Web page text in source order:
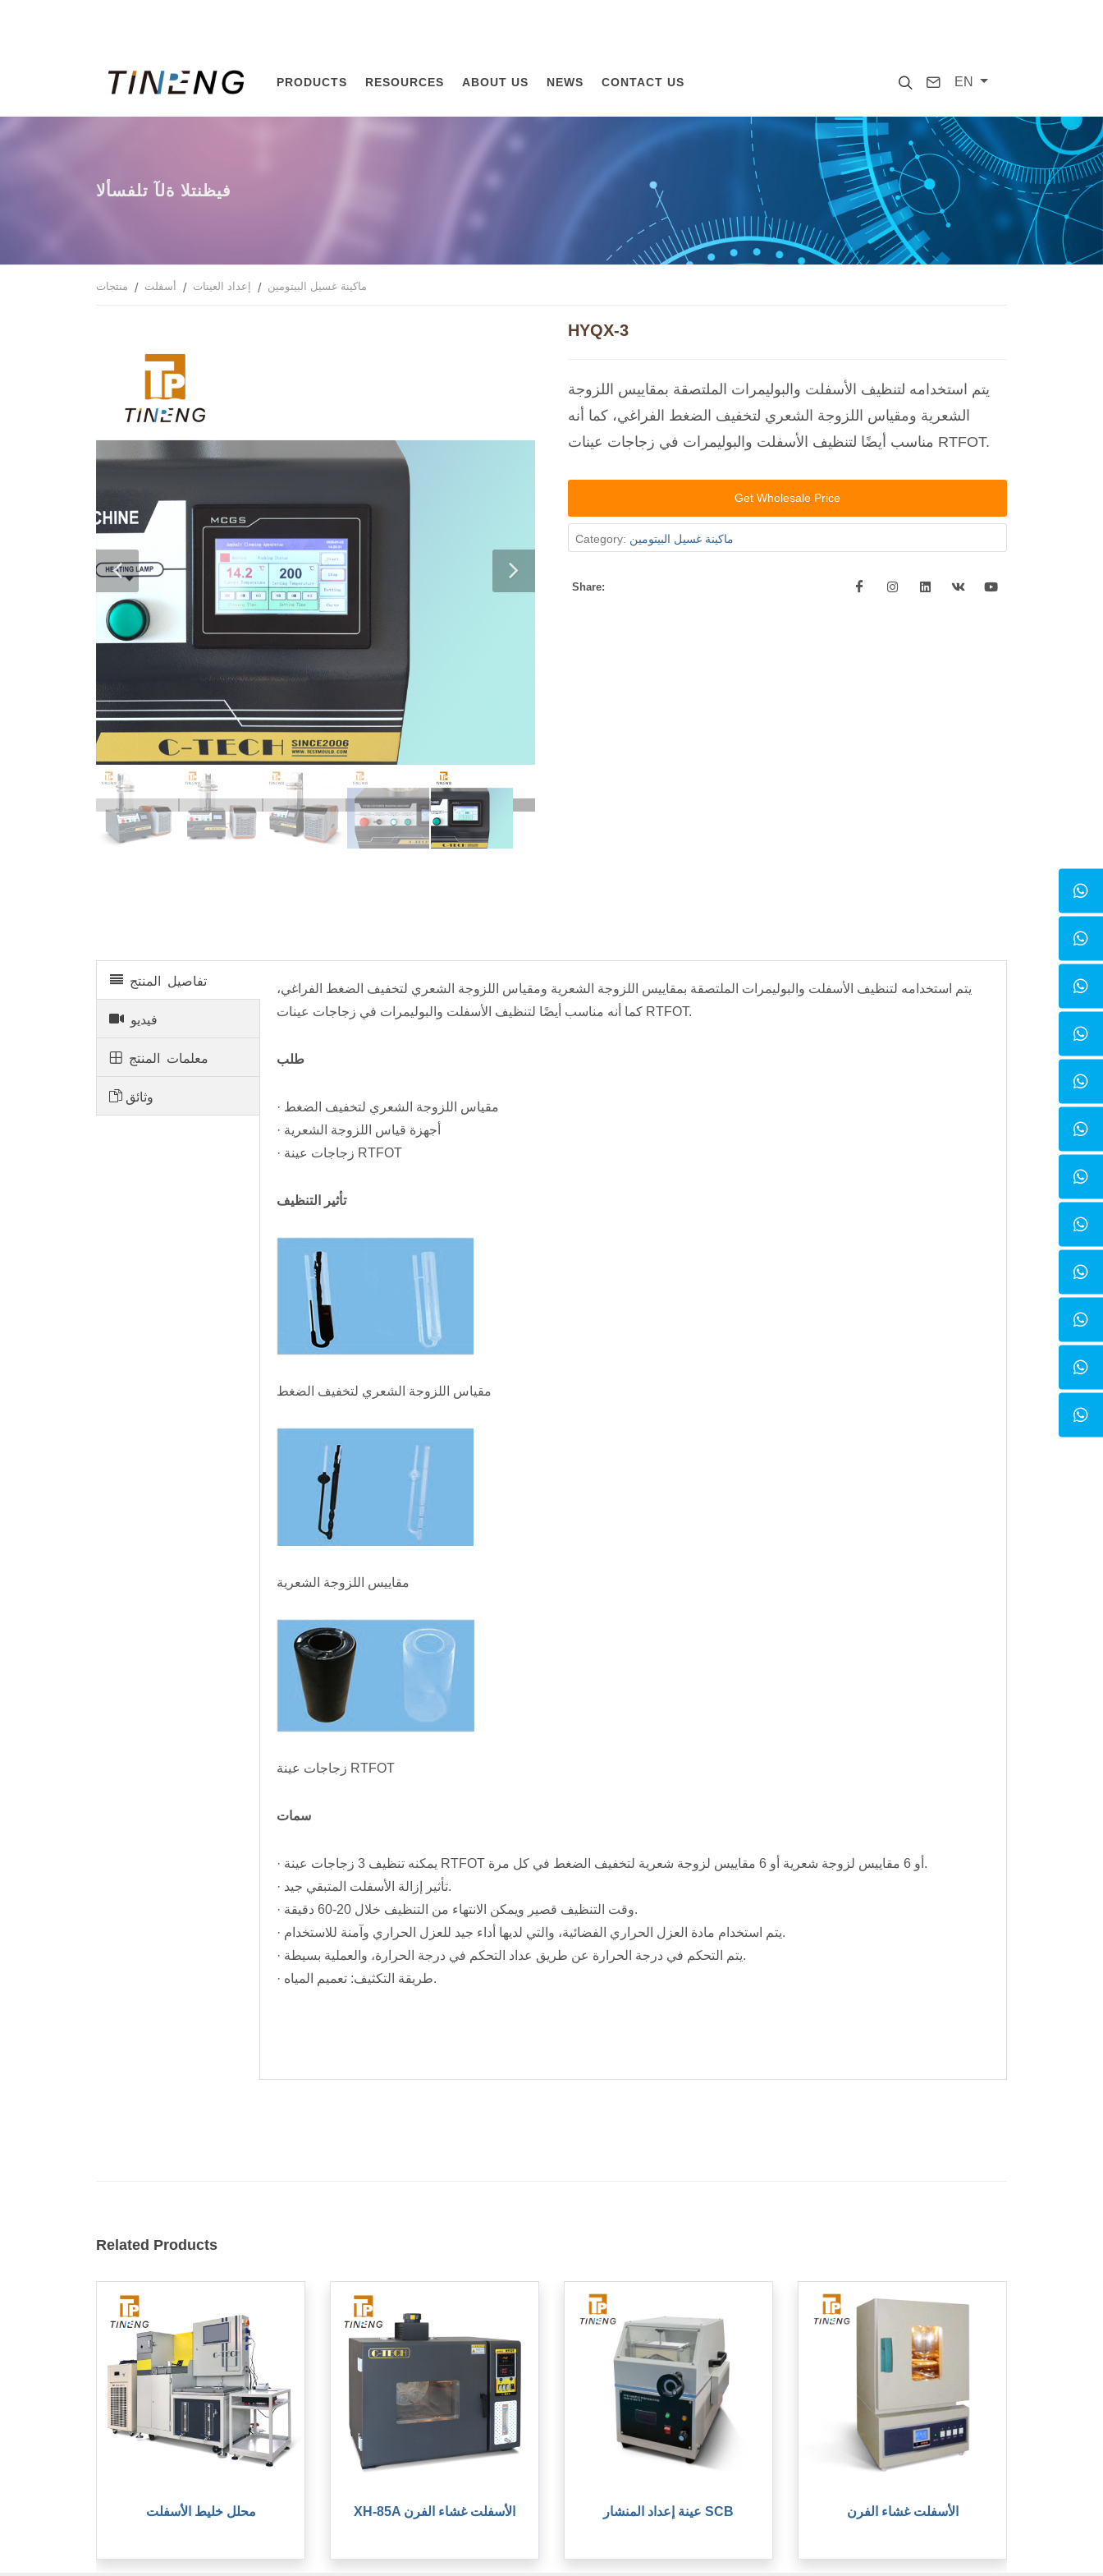
SearchContact
EN
PRODUCTS RESOURCES ABOUT US NEWS CONTACT US
الأسفلت آلة التنظيف
منتجات أسفلت إعداد العينات ماكينة غسيل البيتومين
HYQX-3
يتم استخدامه لتنظيف الأسفلت والبوليمرات الملتصقة بمقاييس اللزوجة
الشعرية ومقياس اللزوجة الشعري لتخفيف الضغط الفراغي، كما أنه
مناسب أيضًا لتنظيف الأسفلت والبوليمرات في زجاجات عينات RTFOT.
Get Wholesale Price
Category: ماكينة غسيل البيتومين
Share:
تفاصيل المنتج
فيديو
معلمات المنتج
وثائق
يتم استخدامه لتنظيف الأسفلت والبوليمرات الملتصقة بمقاييس اللزوجة الشعرية ومقياس اللزوجة الشعري لتخفيف الضغط الفراغي،
كما أنه مناسب أيضًا لتنظيف الأسفلت والبوليمرات في زجاجات عينات RTFOT.
طلب
· مقياس اللزوجة الشعري لتخفيف الضغط
· أجهزة قياس اللزوجة الشعرية
· زجاجات عينة RTFOT
تأثير التنظيف
مقياس اللزوجة الشعري لتخفيف الضغط
مقاييس اللزوجة الشعرية
زجاجات عينة RTFOT
سمات
· يمكنه تنظيف 3 زجاجات عينة RTFOT أو 6 مقاييس لزوجة شعرية أو 6 مقاييس لزوجة شعرية لتخفيف الضغط في كل مرة.
· تأثير إزالة الأسفلت المتبقي جيد.
· وقت التنظيف قصير ويمكن الانتهاء من التنظيف خلال 20-60 دقيقة.
· يتم استخدام مادة العزل الحراري الفضائية، والتي لديها أداء جيد للعزل الحراري وآمنة للاستخدام.
· يتم التحكم في درجة الحرارة عن طريق عداد التحكم في درجة الحرارة، والعملية بسيطة.
· طريقة التكثيف: تعميم المياه.
Related Products
محلل خليط الأسفلت XH-85A الأسفلت غشاء الفرن عينة إعداد المنشار SCB الأسفلت غشاء الفرن